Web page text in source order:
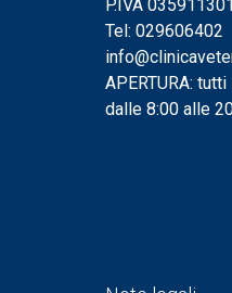
P.IVA
Tel: 029606402
APERTURA:
dalle 8:00 alle